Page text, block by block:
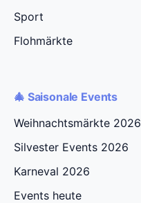
Sport
Flohmärkte
🎄 Saisonale Events
Weihnachtsmärkte 2026
Silvester Events 2026
Karneval 2026
Events heute